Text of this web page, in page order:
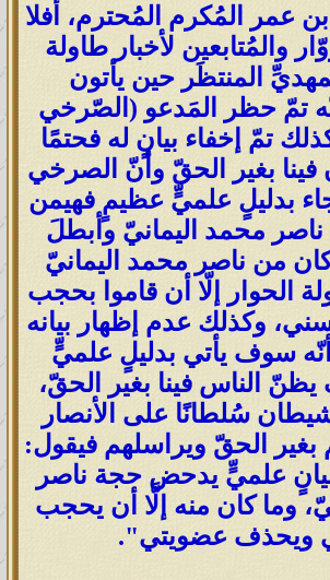
عمر المُكرم المُحترم، أفلا
والمُتابعين لأخبار طاولة
المنتظَر حين يأتون
تمّ حظر المَدعو (الصّرخي
تمّ إخفاء بيانٍ له فحتمًا
بغير الحقّ وأنّ الصرخي
بدليلٍ علميٍّ عظيمٍ فهيمن
ناصر محمد اليمانيّ وأبطلَ
من ناصر محمد اليمانيّ
الحوار إلّا أن قاموا بحجب
وكذلك عدم إظهار بيانه
سوف يأتي بدليلٍ علميٍّ
الناس فينا بغير الحقّ،
سُلطانًا على الأنصار
الحقّ ويراسلهم فيقول:
علميٍّ يدحض حجة ناصر
وما كان منه إلَّا أن يحجب
ويحذف عضويتي".